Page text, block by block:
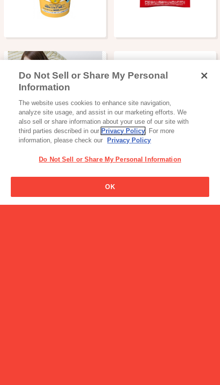
専門家直伝！こだわりの日
焼け対策：前編
パピコの名前の由来はなん
アスリート提案 おうちでつ
Do Not Sell or Share My Personal
Information
The website uses cookies to enhance site navigation,
analyze site usage, and assist in our marketing efforts. We
also sell or share information about your use of our site with
third parties described in our Privacy Policy. For more
information, please check our
Privacy Policy
Do Not Sell or Share My Personal Information
OK